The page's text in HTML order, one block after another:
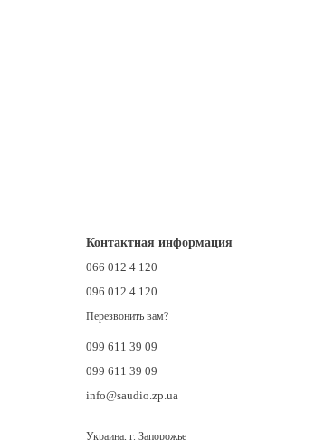
Контактная информация
066 012 4 120
096 012 4 120
Перезвонить вам?
099 611 39 09
099 611 39 09
info@saudio.zp.ua
Украина, г. Запорожье